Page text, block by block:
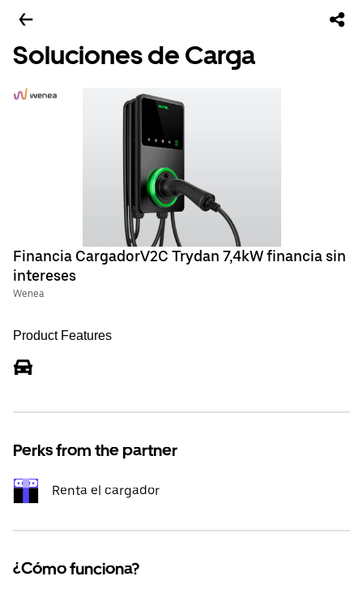
Soluciones de Carga
Financia CargadorV2C Trydan 7,4kW financia sin
intereses
Wenea
Product Features
Perks from the partner
Renta el cargador
¿Cómo funciona?